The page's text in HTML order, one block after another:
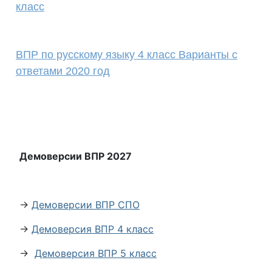
класс
ВПР по русскому языку 4 класс Варианты с
ответами 2020 год
Демоверсии ВПР 2027
→ Демоверсии ВПР СПО
→ Демоверсия ВПР 4 класс
→ Демоверсия ВПР 5 класс